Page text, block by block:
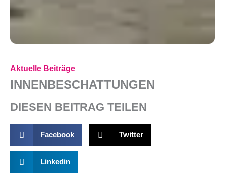
Aktuelle Beiträge
INNENBESCHATTUNGEN
DIESEN BEITRAG TEILEN
Facebook Twitter
Linkedin